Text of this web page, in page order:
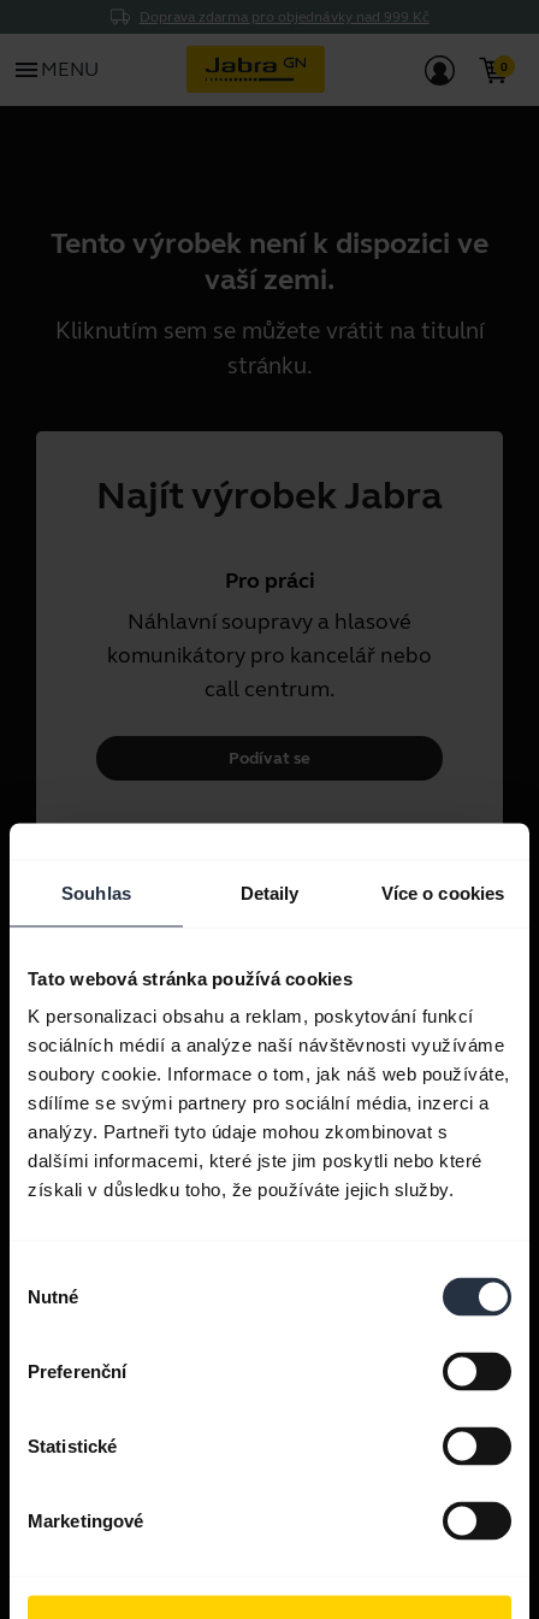
Doprava zdarma pro objednávky nad 999 Kč
Souhlas Detaily Více o cookies
Tato webová stránka používá cookies
K personalizaci obsahu a reklam, poskytování funkcí
sociálních médií a analýze naší návštěvnosti využíváme
soubory cookie. Informace o tom, jak náš web používáte,
sdílíme se svými partnery pro sociální média, inzerci a
analýzy. Partneři tyto údaje mohou zkombinovat s
dalšími informacemi, které jste jim poskytli nebo které
získali v důsledku toho, že používáte jejich služby.
souhlasu
Nutné
Preferenční
Statistické
Marketingové
menu MENU
Tento výrobek není k dispozici ve
vaší zemi.
Kliknutím sem se můžete vrátit na titulní
stránku.
Najít výrobek Jabra
Pro práci
Náhlavní soupravy a hlasové
komunikátory pro kancelář nebo
call centrum.
Podívat se
Náhlavní soupravy a pecková
sluchátka pro volání, hudbu a
Podívat se
Vyžádat pomoc
Jabra Direct
Bluetooth